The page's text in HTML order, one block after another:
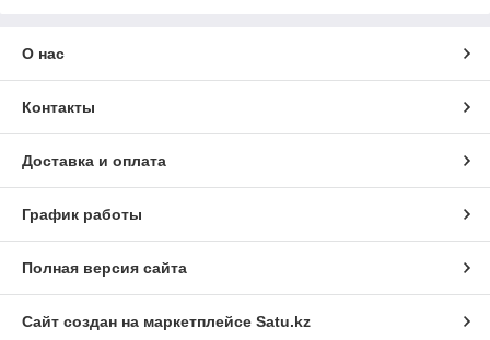
О нас
Контакты
Доставка и оплата
График работы
Полная версия сайта
Сайт создан на маркетплейсе Satu.kz